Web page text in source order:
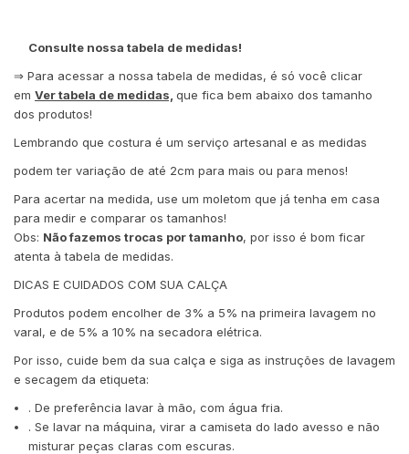
Consulte nossa tabela de medidas!
⇒ Para acessar a nossa tabela de medidas, é só você clicar
em Ver tabela de medidas, que fica bem abaixo dos tamanho
dos produtos!
Lembrando que costura é um serviço artesanal e as medidas
podem ter variação de até 2cm para mais ou para menos!
Para acertar na medida, use um moletom que já tenha em casa
para medir e comparar os tamanhos!
Obs: Não fazemos trocas por tamanho, por isso é bom ficar
atenta à tabela de medidas.
DICAS E CUIDADOS COM SUA CALÇA
Produtos podem encolher de 3% a 5% na primeira lavagem no
varal, e de 5% a 10% na secadora elétrica.
Por isso, cuide bem da sua calça e siga as instruções de lavagem
e secagem da etiqueta:
. De preferência lavar à mão, com água fria.
. Se lavar na máquina, virar a camiseta do lado avesso e não
misturar peças claras com escuras.